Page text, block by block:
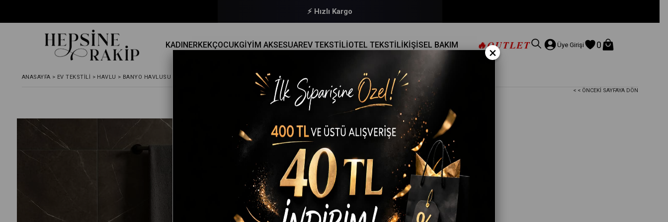
🔒 Güvenli Ödeme
KADINERKEKÇOCUKGİYİM AKSESUAREV TEKSTİLİOTEL TEKSTİLİKİŞİSEL BAKIM 🔥OUTLET Üye Girişi 0
ANASAYFA > EV TEKSTILI > HAVLU > BANYO HAVLUSU 3 PARÇA EKONOMIK BANYO HAVLU SETI PAMUKLU BASIC
< < ÖNCEKI SAYFAYA DÖN
3 Parça Ekonomik Banyo Havlu Seti Pamuklu Basic
(EMH01583-20153)
İndirim
₺499,90 (KDV Dahil)
×